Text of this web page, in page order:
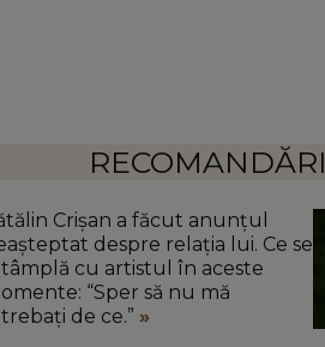
RECOMANDĂRI
Crișan a făcut anunțul
despre relația lui. Ce se
cu artistul în aceste
“Sper să nu mă
de ce.”